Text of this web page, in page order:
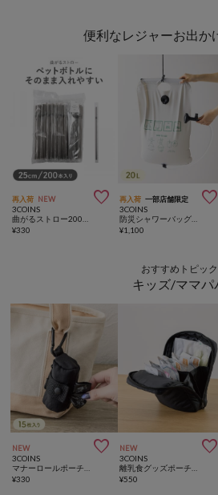
便利なレジャーお出か
再入荷 NEW 
3COINS
¥330
再入荷 一部店舗限定 
3COINS
¥1,100
おすすめトピック
キッズ/ママパ
NEW 
3COINS
¥330
NEW 
3COINS
¥550